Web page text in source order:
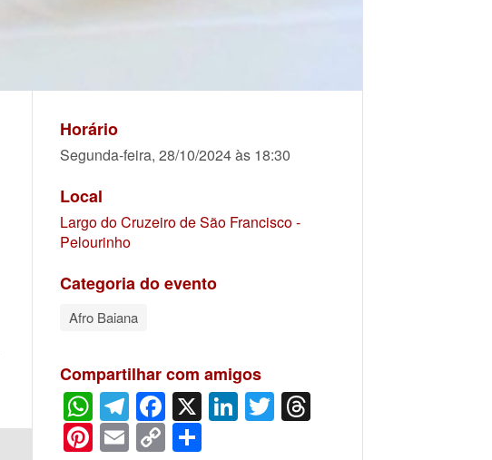
Horário
Segunda-feira, 28/10/2024 às 18:30
Local
Largo do Cruzeiro de São Francisco -
Pelourinho
Categoria do evento
Afro Baiana
Compartilhar com amigos
WhatsApp
Telegram
Facebook
X LinkedIn
Twitter
Pinterest
Email
Copy